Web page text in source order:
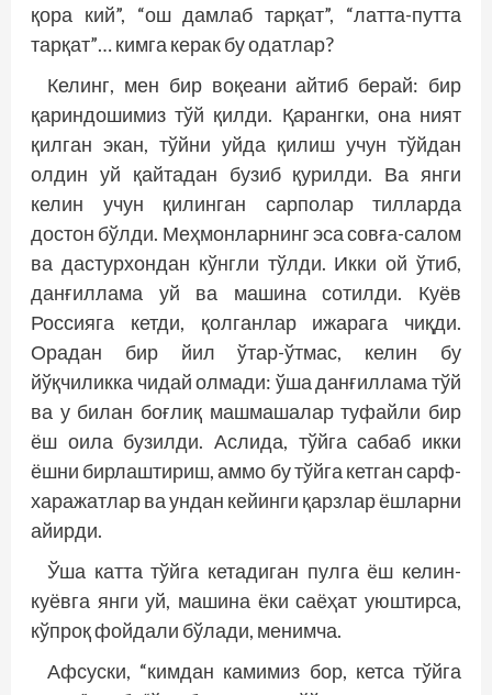
қора кий”, “ош дамлаб тарқат”, “латта-путта
тарқат”… кимга керак бу одатлар?
Келинг, мен бир воқеани айтиб берай: бир
қариндошимиз тўй қилди. Қарангки, она ният
қилган экан, тўйни уйда қилиш учун тўйдан
олдин уй қайтадан бузиб қурилди. Ва янги
келин учун қилинган сарполар тилларда
достон бўлди. Меҳмонларнинг эса совға-салом
ва дастурхондан кўнгли тўлди. Икки ой ўтиб,
данғиллама уй ва машина сотилди. Куёв
Россияга кетди, қолганлар ижарага чиқди.
Орадан бир йил ўтар-ўтмас, келин бу
йўқчиликка чидай олмади: ўша данғиллама тўй
ва у билан боғлиқ машмашалар туфайли бир
ёш оила бузилди. Аслида, тўйга сабаб икки
ёшни бирлаштириш, аммо бу тўйга кетган сарф-
харажатлар ва ундан кейинги қарзлар ёшларни
айирди.
Ўша катта тўйга кетадиган пулга ёш келин-
куёвга янги уй, машина ёки саёҳат уюштирса,
кўпроқ фойдали бўлади, менимча.
Афсуски, “кимдан камимиз бор, кетса тўйга